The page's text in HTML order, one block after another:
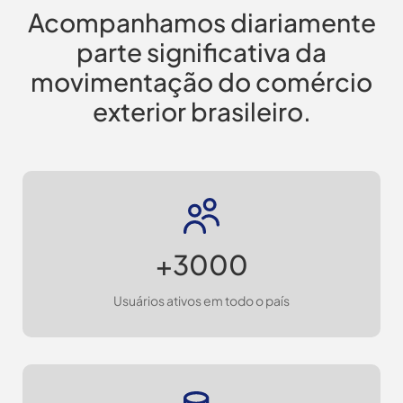
Acompanhamos diariamente
parte significativa da
movimentação do comércio
exterior brasileiro.
+3000
Usuários ativos em todo o país